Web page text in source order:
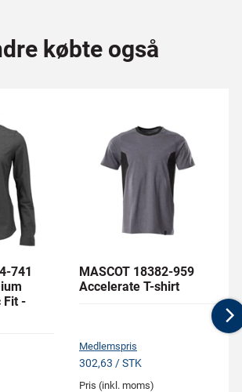
købte også
741
Fit -
MASCOT 18382-959
Accelerate T-shirt
Medlemspris
302,63 / STK
Pris (inkl. moms)